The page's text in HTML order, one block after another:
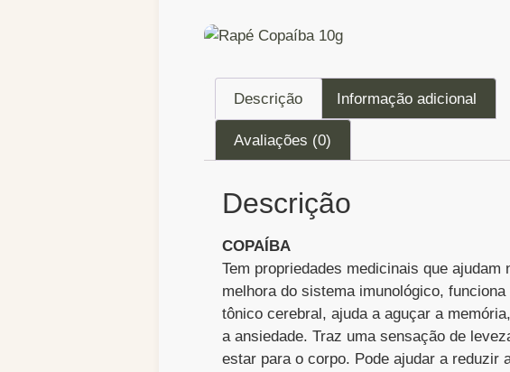
Descrição Informação adicional
Avaliações (0)
Descrição
COPAÍBA
Tem propriedades medicinais que ajudam
melhora do sistema imunológico, funciona
tônico cerebral, ajuda a aguçar a
a ansiedade. Traz uma sensação de
estar para o corpo. Pode ajudar a reduzir